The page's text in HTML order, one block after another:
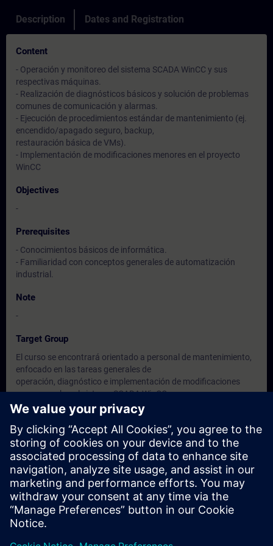
Description Dates and Registration
Content
- Operación y monitoreo del sistema SCADA WinCC y sus
respectivas máquinas.
- Realización de diagnósticos básicos y solución de problemas
comunes de comunicación y alarmas.
- Ejecución de procedimientos estándar de mantenimiento (ej.
encendido/apagado seguro, backup,
restauración básica de VMs).
- Implementación de modificaciones menores en el proyecto
WinCC
Objectives
-
Prerequisites
- Conocimientos básicos de informática.
- Familiaridad con conceptos generales de automatización
industrial.
Note
-
Target Group
El curso se encontrará orientado a personal de mantenimiento,
enfocado en las tareas generales de
operación, diagnóstico e implementación de modificaciones
menores sobre el sistema SCADA WinCC
y su infraestructura de virtualización.
Dates And Registration
Currently, no events available
Add yourself to the course request list and you will be notified
when new dates become available.
Activate notification service